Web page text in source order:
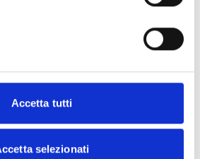
Accetta tutti
selezionati